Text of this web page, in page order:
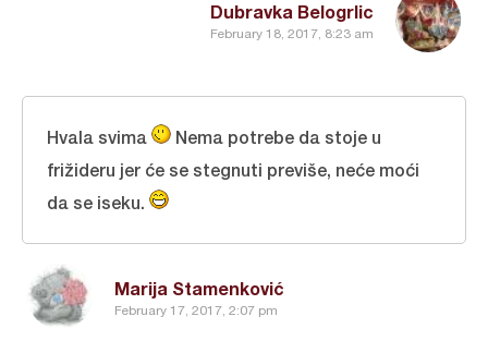
Dubravka Belogrlic
February 18, 2017, 8:23 am
Marija Stamenković
February 17, 2017, 2:07 pm
Hvala svima
Nema potrebe da stoje u
frižideru jer će se stegnuti previše, neće moći
da se iseku.